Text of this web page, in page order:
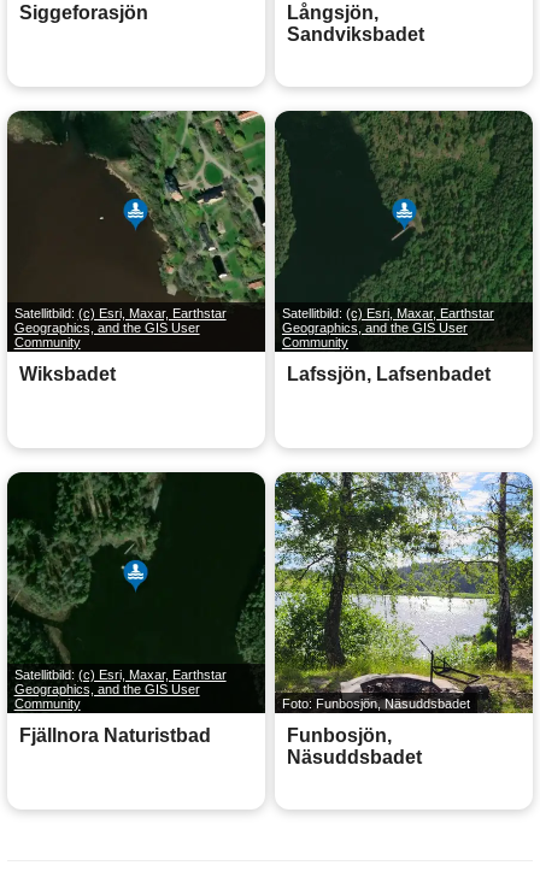
Siggeforasjön
Långsjön,
Sandviksbadet
Satellitbild: (c) Esri, Maxar, Earthstar
Geographics, and the GIS User
Community
Wiksbadet
Satellitbild: (c) Esri, Maxar, Earthstar
Geographics, and the GIS User
Community
Lafssjön, Lafsenbadet
Satellitbild: (c) Esri, Maxar, Earthstar
Geographics, and the GIS User
Community
Fjällnora Naturistbad
Foto: Funbosjön, Näsuddsbadet
Funbosjön,
Näsuddsbadet